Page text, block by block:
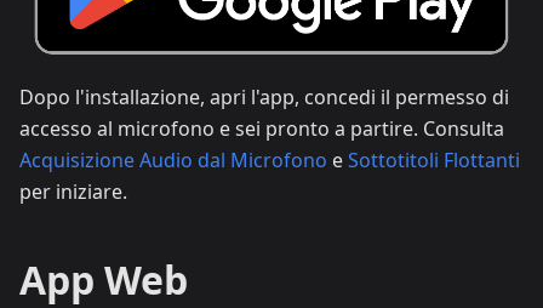
Dopo l'installazione, apri l'app, concedi il permesso di
accesso al microfono e sei pronto a partire. Consulta
Acquisizione Audio dal Microfono eSottotitoli Flottanti
per iniziare.
App Web